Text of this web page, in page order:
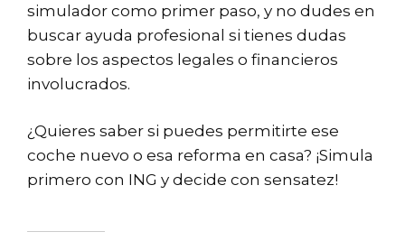
simulador como primer paso, y no dudes en
buscar ayuda profesional si tienes dudas
sobre los aspectos legales o financieros
involucrados.
¿Quieres saber si puedes permitirte ese
coche nuevo o esa reforma en casa? ¡Simula
primero con ING y decide con sensatez!